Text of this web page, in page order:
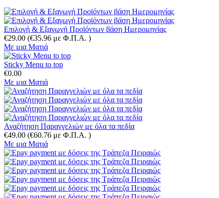
Επιλογή & Εξαγωγή Προϊόντων βάση Ημερομηνίας
€29.00 (€35.96 με Φ.Π.Α. )
Με μια Ματιά
Sticky Menu to top
€0.00
Με μια Ματιά
Αναζήτηση Παραγγελιών με όλα τα πεδία
€49.00 (€60.76 με Φ.Π.Α. )
Με μια Ματιά